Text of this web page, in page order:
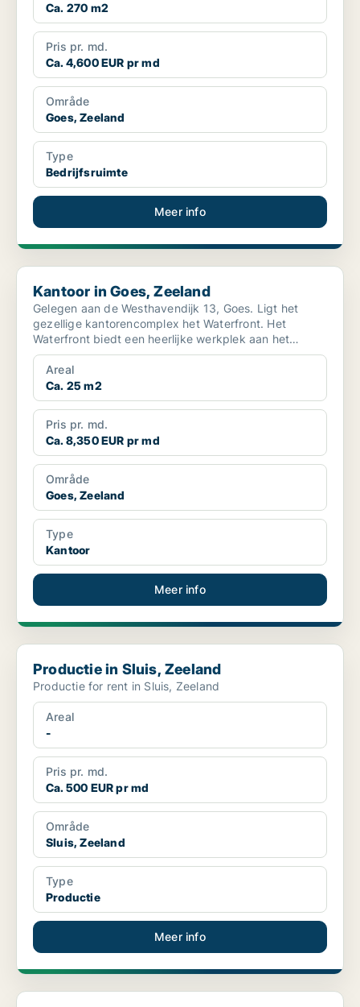
Ca. 270 m2
Pris pr. md.
Ca. 4,600 EUR pr md
Område
Goes, Zeeland
Type
Bedrijfsruimte
Meer info
Kantoor in Goes, Zeeland
Kantoor in Goes, Zeeland
Gelegen aan de Westhavendijk 13, Goes. Ligt het
gezellige kantorencomplex het Waterfront. Het
Waterfront biedt een heerlijke werkplek aan het
kanaal van G...
Areal
Ca. 25 m2
Pris pr. md.
Ca. 8,350 EUR pr md
Område
Goes, Zeeland
Type
Kantoor
Meer info
Productie in Sluis, Zeeland
Productie in Sluis, Zeeland
Productie for rent in Sluis, Zeeland
Areal
-
Pris pr. md.
Ca. 500 EUR pr md
Område
Sluis, Zeeland
Type
Productie
Meer info
Commercial property in Schouwen-Duiveland, Zeeland